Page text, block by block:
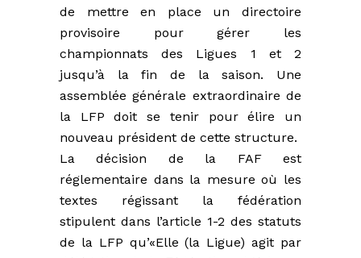
de mettre en place un directoire
provisoire pour gérer les
championnats des Ligues 1 et 2
jusqu’à la fin de la saison. Une
assemblée générale extraordinaire de
la LFP doit se tenir pour élire un
nouveau président de cette structure.
La décision de la FAF est
réglementaire dans la mesure où les
textes régissant la fédération
stipulent dans l’article 1-2 des statuts
de la LFP qu’«Elle (la Ligue) agit par